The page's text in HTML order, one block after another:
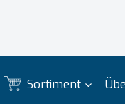
Sortiment